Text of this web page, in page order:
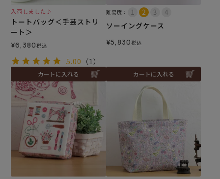
入荷しました♪
トートバッグ＜手芸ストリ
ート＞
¥6,380税込
5.00 （1）
カートに入れる
難易度：
ソーイングケース
¥5,830税込
カートに入れる